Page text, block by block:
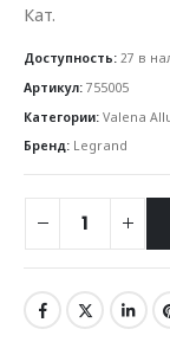
Кат.
Доступность: 27 в
Артикул: 755005
Категории: Valena
Бренд: Legrand